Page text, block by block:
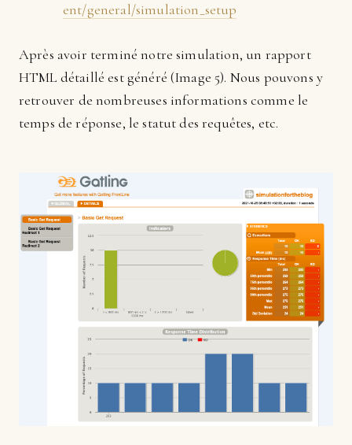
ent/general/simulation_setup
Après avoir terminé notre simulation, un rapport
HTML détaillé est généré (Image 5). Nous pouvons y
retrouver de nombreuses informations comme le
temps de réponse, le statut des requêtes, etc.